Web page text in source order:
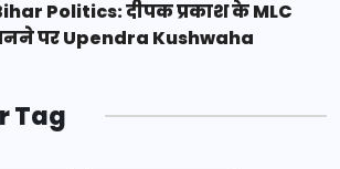
Politics: दीपक प्रकाश के MLC
पर Upendra Kushwaha
Tag